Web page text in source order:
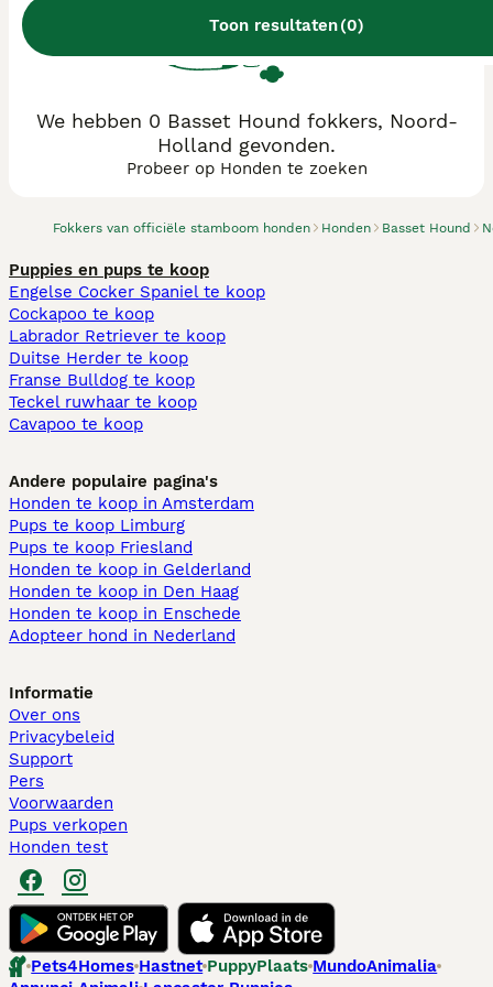
Toon resultaten(0)
Fokkers van officiële stamboom honden Honden Basset Hound
We hebben 0 Basset Hound fokkers, Noord-
Holland gevonden.
Probeer op Honden te zoeken
Puppies en pups te koop
Engelse Cocker Spaniel te koop
Cockapoo te koop
Labrador Retriever te koop
Duitse Herder te koop
Franse Bulldog te koop
Teckel ruwhaar te koop
Cavapoo te koop
Andere populaire pagina's
Honden te koop in Amsterdam
Pups te koop Limburg​
Pups te koop Friesland​
Honden te koop in Gelderland
Honden te koop in Den Haag
Honden te koop in Enschede
Adopteer hond in Nederland
Informatie
Over ons
Privacybeleid
Support
Pers
Voorwaarden
Pups verkopen
Honden test
Pets4Homes Hastnet PuppyPlaats MundoAnimalia